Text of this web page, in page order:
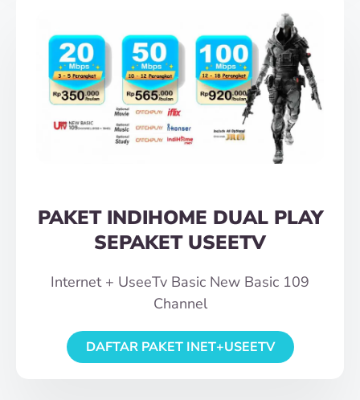
PAKET INDIHOME DUAL PLAY
SEPAKET USEETV
Internet + UseeTv Basic New Basic 109
Channel
DAFTAR PAKET INET+USEETV